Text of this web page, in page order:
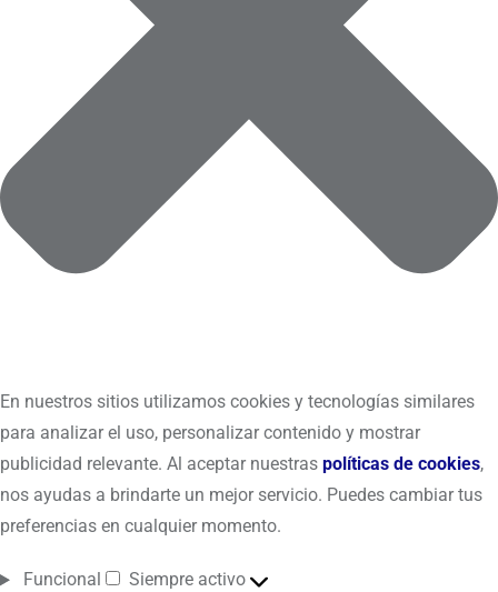
En nuestros sitios utilizamos cookies y tecnologías similares
para analizar el uso, personalizar contenido y mostrar
publicidad relevante. Al aceptar nuestras políticas de cookies,
nos ayudas a brindarte un mejor servicio. Puedes cambiar tus
preferencias en cualquier momento.
Funcional
Siempre activo